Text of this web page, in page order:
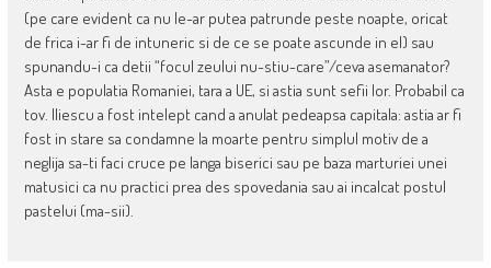
(pe care evident ca nu le-ar putea patrunde peste noapte, oricat
de frica i-ar fi de intuneric si de ce se poate ascunde in el) sau
spunandu-i ca detii “focul zeului nu-stiu-care”/ceva asemanator?
Asta e populatia Romaniei, tara a UE, si astia sunt sefii lor. Probabil ca
tov. Iliescu a fost intelept cand a anulat pedeapsa capitala: astia ar fi
fost in stare sa condamne la moarte pentru simplul motiv de a
neglija sa-ti faci cruce pe langa biserici sau pe baza marturiei unei
matusici ca nu practici prea des spovedania sau ai incalcat postul
pastelui (ma-sii).